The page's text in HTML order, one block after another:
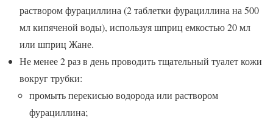
раствором фурациллина (2 таблетки фурациллина на 500
мл кипяченой воды), используя шприц емкостью 20 мл
или шприц Жане.
Не менее 2 раз в день проводить тщательный туалет кожи
вокруг трубки:
промыть перекисью водорода или раствором
фурациллина;